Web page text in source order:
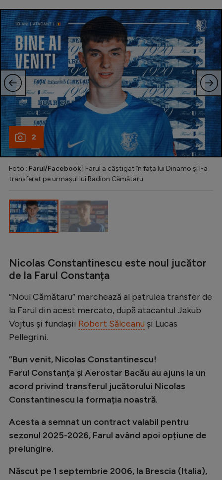
Starurile fotbalului
EURO 2024
Stranieri
Clasamente
Handbal
Natație
Formula 1
Gimnastică
Auto
Alte sporturi
JO 2024
JO 2026
Intră în cont
Creează cont
2
Foto : Farul/Facebook | Farul a câștigat în fața lui Dinamo și l-a
transferat pe urmașul lui Radion Cămătaru
Nicolas Constantinescu este noul jucător
de la Farul Constanța
”Noul Cămătaru” marchează al patrulea transfer de
la Farul din acest mercato, după atacantul Jakub
Vojtus și fundașii Robert Sălceanu și Lucas
Pellegrini.
”Bun venit, Nicolas Constantinescu!
Farul Constanța și Aerostar Bacău au ajuns la un
acord privind transferul jucătorului Nicolas
Constantinescu la formația noastră.
Acesta a semnat un contract valabil pentru
sezonul 2025-2026, Farul având apoi opțiune de
prelungire.
Născut pe 1 septembrie 2006, la Brescia (Italia),